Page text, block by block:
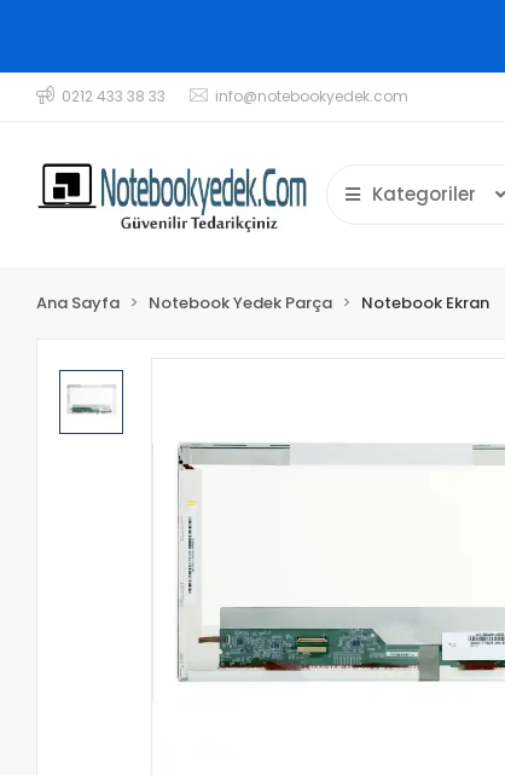
0212 433 38 33 info@notebookyedek.com
Kategoriler
Ana Sayfa Notebook Yedek Parça Notebook Ekran